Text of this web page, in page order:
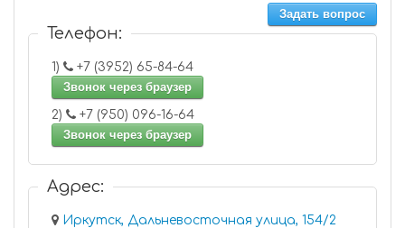
Задать вопрос
Телефон:
1)
+7 (3952) 65-84-64
Звонок через браузер
2)
+7 (950) 096-16-64
Звонок через браузер
Адрес:
Иркутск, Дальневосточная улица, 154/2